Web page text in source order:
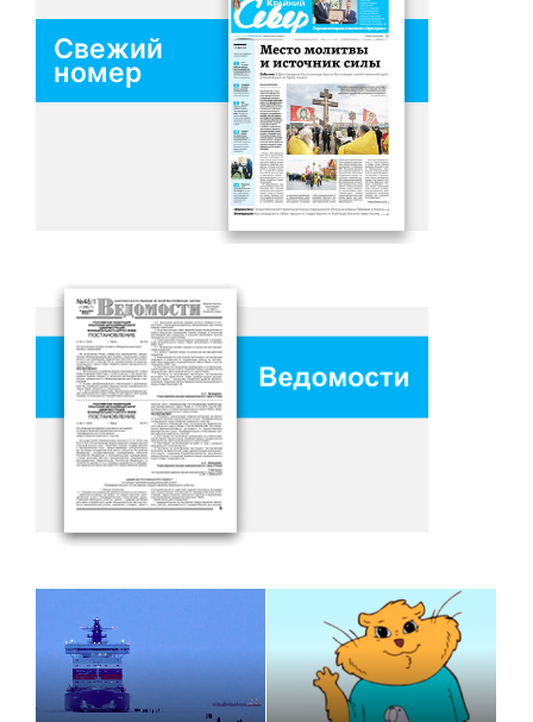
Свежий
номер